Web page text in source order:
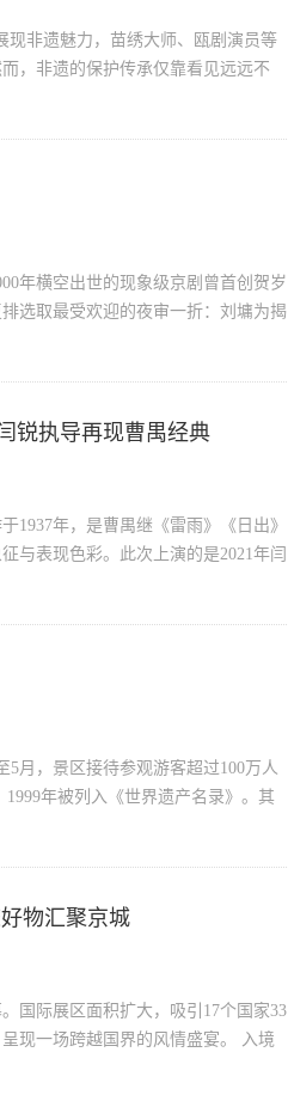
非遗魅力，苗绣大师、瓯剧演员等
，非遗的保护传承仅靠看见远远不
年横空出世的现象级京剧曾首创贺岁
选取最受欢迎的夜审一折：刘墉为揭
锐执导再现曹禺经典
1937年，是曹禺继《雷雨》《日出》
与表现色彩。此次上演的是2021年闫
5月，景区接待参观游客超过100万人
年被列入《世界遗产名录》。其
物汇聚京城
国际展区面积扩大，吸引17个国家33
现一场跨越国界的风情盛宴。 入境